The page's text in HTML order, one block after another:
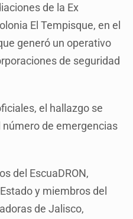
de la Ex
El Tempisque, en el
generó un operativo
de seguridad
el hallazgo se
de emergencias
del EscuaDRON,
y miembros del
de Jalisco,